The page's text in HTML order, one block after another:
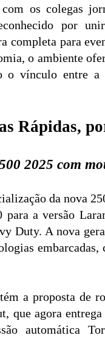
os colegas
por
completa para
o ambiente
o vínculo entre
Rápidas,
2025 com
da nova
para a versão
Duty. A nova
embarcadas,
a proposta de
que agora
automática